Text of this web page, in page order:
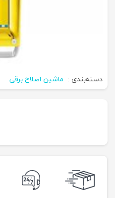
دسته‌بندی : ماشین اصلاح برقی